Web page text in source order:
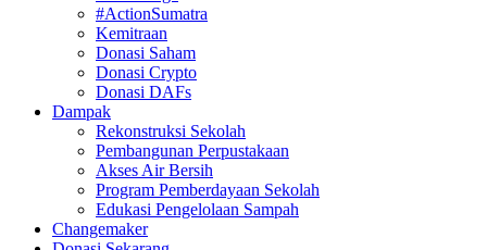
#ActionSumatra
Kemitraan
Donasi Saham
Donasi Crypto
Donasi DAFs
Dampak
Rekonstruksi Sekolah
Pembangunan Perpustakaan
Akses Air Bersih
Program Pemberdayaan Sekolah
Edukasi Pengelolaan Sampah
Changemaker